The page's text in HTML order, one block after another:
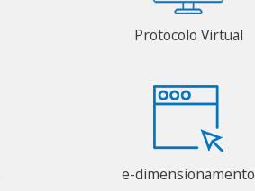
Protocolo Virtual
e-dimensionamento